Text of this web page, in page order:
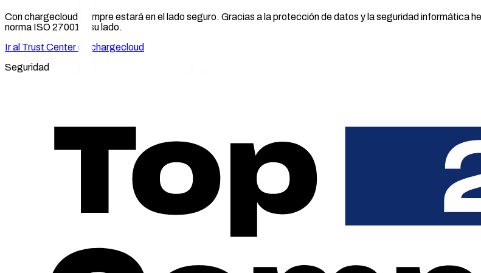
Con chargecloud siempre estará en el lado seguro. Gracias a la protección de datos y la seguridad informática
norma ISO 27001 a su lado.
Ir al Trust Center de chargecloud
Seguridad
clústeres individuales con diferentes conceptos de seguridad, no solo se pueden compensar los fallos de
Además, toda nuestra infraestructura está duplicada en varios centros de datos en Alemania para que siempre
cifrada, protegemos sus datos con la tecnología más actual.
La seguridad de sus datos es nuestra máxima prioridad
Como empresa con certificación ISO 27001, garantizamos la máxima seguridad de los datos: todos los datos
Por supuesto, de acuerdo con las estrictas directivas de protección de datos de la UE y con certificación ISO.
De este modo, todos los datos están y permanecerán donde deben estar, y usted será el único que podrá
blanca y encargado del tratamiento de datos, le garantizamos que trataremos sus datos de conformidad con el